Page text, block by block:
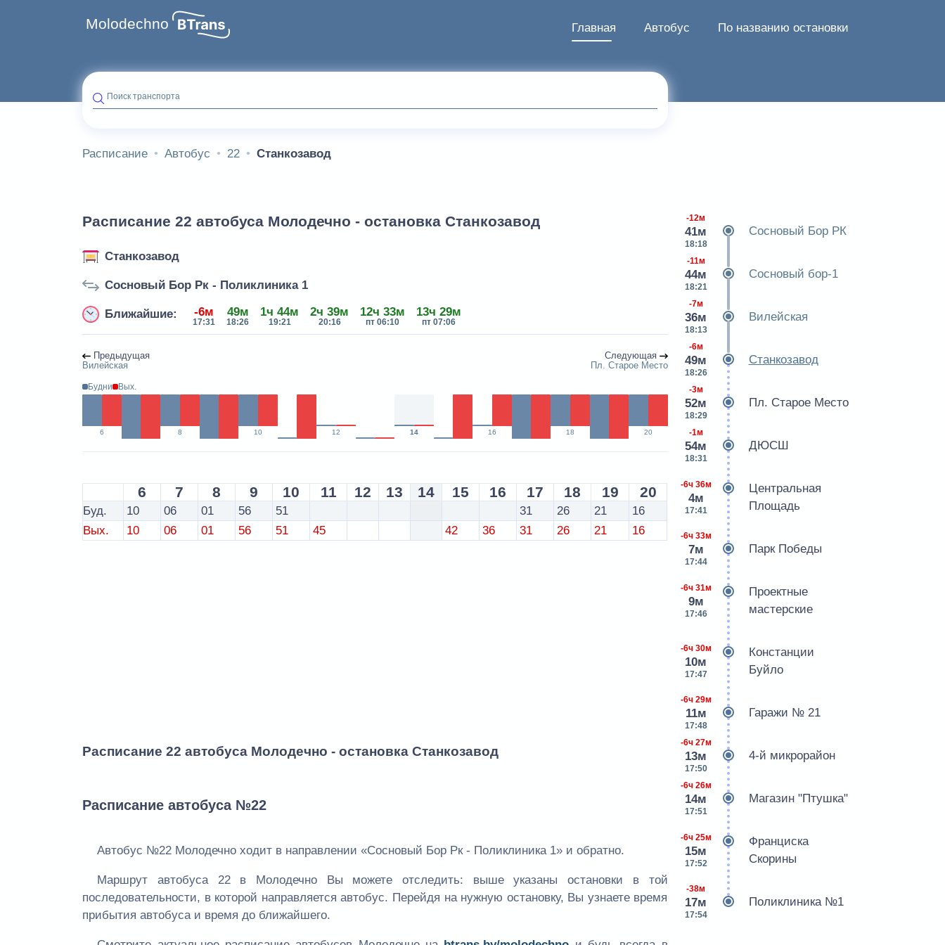
Molodechno Главная Автобус По названию остановки
Поиск транспорта
Расписание Автобус 22 Станкозавод
Расписание 22 автобуса Молодечно - остановка Станкозавод
Станкозавод
Сосновый Бор Рк - Поликлиника 1
Ближайшие: -6м
17:31
49м
18:26
1ч 44м
19:21
2ч 39м
20:16
12ч 33м
пт 06:10
13ч 29м
пт 07:06
Предыдущая
Вилейская
Следующая
Пл. Старое Место
Будни Вых.
6 8 10 12 14 16 18 20
6 7 8 9 10 11 12 13 14 15 16 17 18 19 20
Буд. 10 06 01 56 51 31 26 21
16
Вых.
10 06 01 56 51 45 42 36 31 26 21 16
Расписание 22 автобуса Молодечно - остановка Станкозавод
Расписание автобуса №22
Автобус №22 Молодечно ходит в направлении «Сосновый Бор Рк - Поликлиника 1» и обратно.
Маршрут автобуса 22 в Молодечно Вы можете отследить: выше указаны остановки в той
последовательности, в которой направляется автобус. Перейдя на нужную остановку, Вы узнаете время
прибытия автобуса и время до ближайшего.
-12м
41м
18:18
Сосновый Бор РК
-11м
44м
18:21
Сосновый бор-1
-7м
36м
18:13
Вилейская
-6м
49м
18:26
Станкозавод
-3м
52м
18:29
Пл. Старое Место
-1м
54м
18:31
ДЮСШ
-6ч 36м
4м
17:41
Центральная
Площадь
-6ч 33м
7м
17:44
Парк Победы
-6ч 31м
9м
17:46
Проектные
мастерские
-6ч 30м
10м
17:47
Констанции
Буйло
-6ч 29м
11м
17:48
Гаражи № 21
-6ч 27м
13м
17:50
4-й микрорайон
-6ч 26м
14м
17:51
Магазин "Птушка"
-6ч 25м
15м
17:52
Франциска
Скорины
-38м
17м
17:54
Поликлиника №1